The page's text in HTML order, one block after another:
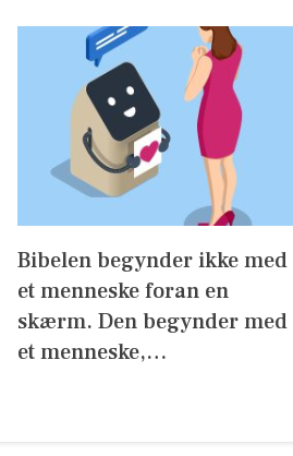
Bibelen begynder ikke med
et menneske foran en
skærm. Den begynder med
et menneske,…